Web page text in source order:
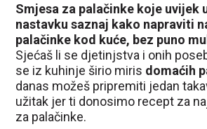
Smjesa za palačinke koje uvijek
nastavku saznaj kako napraviti
palačinke kod kuće, bez puno
Sjećaš li se djetinjstva i onih
se iz kuhinje širio miris domaćih
danas možeš pripremiti jedan
užitak jer ti donosimo recept za
za palačinke.